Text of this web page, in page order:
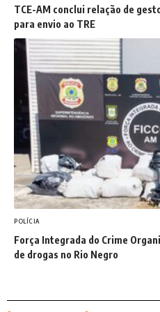
TCE-AM conclui relação de
para envio ao TRE
POLÍCIA
Força Integrada do Crime
de drogas no Rio Negro